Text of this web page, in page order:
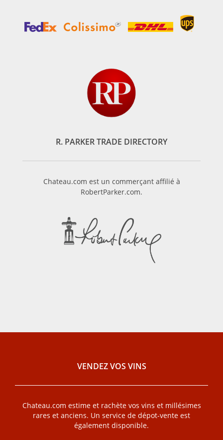
R. PARKER TRADE DIRECTORY
Chateau.com est un commerçant affilié à
RobertParker.com.
VENDEZ VOS VINS
Chateau.com estime et rachète vos vins et millésimes
rares et anciens. Un service de dépot-vente est
également disponible.